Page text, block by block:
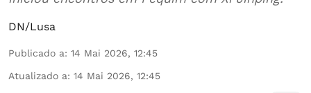
DN/Lusa
Publicado a: 14 Mai 2026, 12:45
Atualizado a: 14 Mai 2026, 12:45